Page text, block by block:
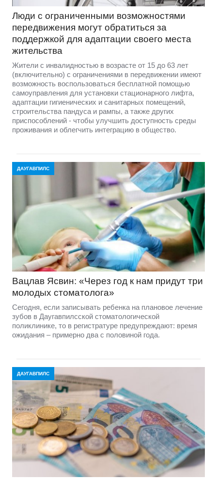
Люди с ограниченными возможностями
передвижения могут обратиться за
поддержкой для адаптации своего места
жительства
Жители с инвалидностью в возрасте от 15 до 63 лет
(включительно) с ограничениями в передвижении имеют
возможность воспользоваться бесплатной помощью
самоуправления для установки стационарного лифта,
адаптации гигиенических и санитарных помещений,
строительства пандуса и рампы, а также других
приспособлений - чтобы улучшить доступность среды
проживания и облегчить интеграцию в общество.
ДАУГАВПИЛС
Вацлав Ясвин: «Через год к нам придут три
молодых стоматолога»
Сегодня, если записывать ребенка на плановое лечение
зубов в Даугавпилсской стоматологической
поликлинике, то в регистратуре предупреждают: время
ожидания – примерно два с половиной года.
ДАУГАВПИЛС